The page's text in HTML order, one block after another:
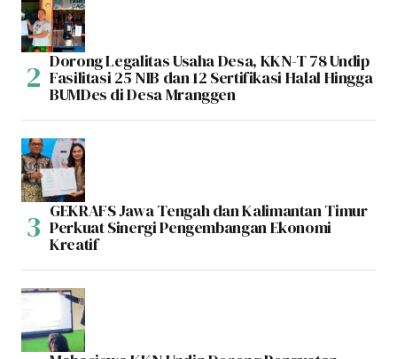
Dorong Legalitas Usaha Desa, KKN-T 78 Undip
Fasilitasi 25 NIB dan 12 Sertifikasi Halal Hingga
BUMDes di Desa Mranggen
GEKRAFS Jawa Tengah dan Kalimantan Timur
Perkuat Sinergi Pengembangan Ekonomi
Kreatif